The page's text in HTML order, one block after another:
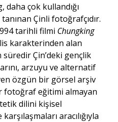
çok kullandığı
Çinli fotoğrafçıdır.
tarihli filmi Chungking
karakterinden alan
süredir Çin’deki gençlik
arzuyu ve alternatif
özgün bir görsel arşiv
fotoğraf eğitimi almayan
dilini kişisel
aracılığıyla